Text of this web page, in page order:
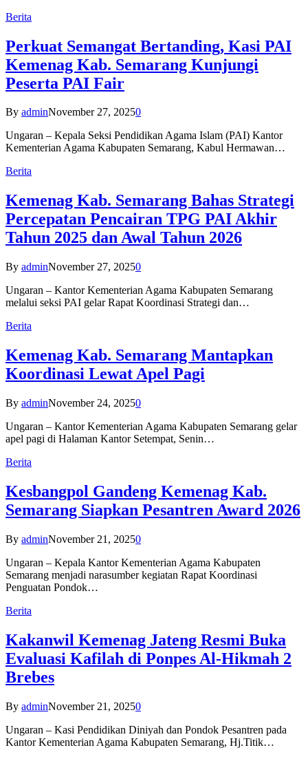
Berita
Perkuat Semangat Bertanding, Kasi PAI
Kemenag Kab. Semarang Kunjungi
Peserta PAI Fair
By adminNovember 27, 20250
Ungaran – Kepala Seksi Pendidikan Agama Islam (PAI) Kantor
Kementerian Agama Kabupaten Semarang, Kabul Hermawan…
Berita
Kemenag Kab. Semarang Bahas Strategi
Percepatan Pencairan TPG PAI Akhir
Tahun 2025 dan Awal Tahun 2026
By adminNovember 27, 20250
Ungaran – Kantor Kementerian Agama Kabupaten Semarang
melalui seksi PAI gelar Rapat Koordinasi Strategi dan…
Berita
Kemenag Kab. Semarang Mantapkan
Koordinasi Lewat Apel Pagi
By adminNovember 24, 20250
Ungaran – Kantor Kementerian Agama Kabupaten Semarang gelar
apel pagi di Halaman Kantor Setempat, Senin…
Berita
Kesbangpol Gandeng Kemenag Kab.
Semarang Siapkan Pesantren Award 2026
By adminNovember 21, 20250
Ungaran – Kepala Kantor Kementerian Agama Kabupaten
Semarang menjadi narasumber kegiatan Rapat Koordinasi
Penguatan Pondok…
Berita
Kakanwil Kemenag Jateng Resmi Buka
Evaluasi Kafilah di Ponpes Al-Hikmah 2
Brebes
By adminNovember 21, 20250
Ungaran – Kasi Pendidikan Diniyah dan Pondok Pesantren pada
Kantor Kementerian Agama Kabupaten Semarang, Hj.Titik…